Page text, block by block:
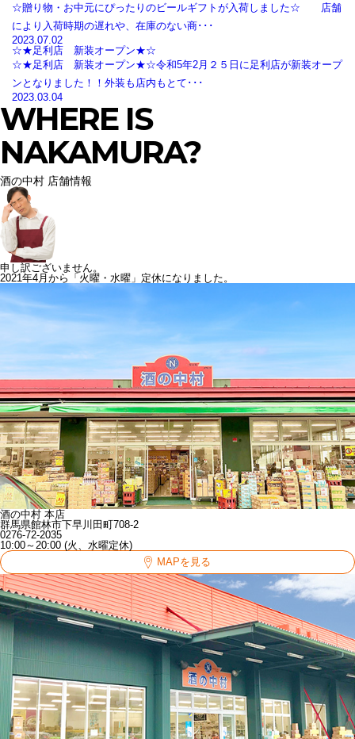
☆贈り物・お中元にぴったりのビールギフトが入荷しました☆ 店舗
により入荷時期の遅れや、在庫のない商･･･
2023.07.02
☆★足利店 新装オープン★☆
☆★足利店 新装オープン★☆令和5年2月２５日に足利店が新装オープ
ンとなりました！！外装も店内もとて･･･
2023.03.04
WHERE IS
NAKAMURA?
酒の中村 店舗情報
申し訳ございません。
2021年4月から「火曜・水曜」定休になりました。
酒の中村 本店
群馬県館林市下早川田町708-2
0276-72-2035
10:00～20:00 (火、水曜定休)
MAPを見る